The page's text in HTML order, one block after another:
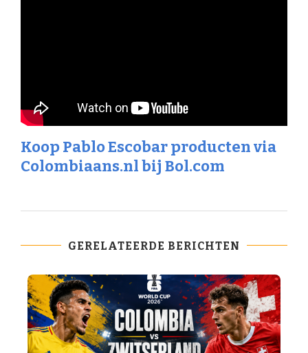
Koop Pablo Escobar producten via
Colombiaans.nl bij Bol.com
GERELATEERDE BERICHTEN